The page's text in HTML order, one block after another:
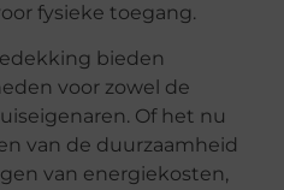
fysieke toegang.
bieden
voor zowel de
Of het nu
van de duurzaamheid
van energiekosten,